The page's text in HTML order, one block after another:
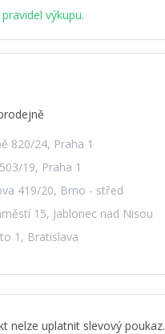
pravidel výkupu.
820/24, Praha 1
19, Praha 1
419/20, Brno - střed
15, Jablonec nad Nisou
1, Bratislava
nelze uplatnit slevový poukaz.